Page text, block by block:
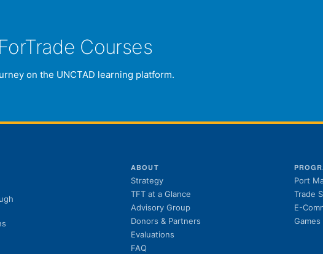
Courses
on the UNCTAD learning platform.
ABOUT
Strategy
TFT at a Glance
Advisory Group
Donors & Partners
Evaluations
FAQ
Port
Trade
E-
Games